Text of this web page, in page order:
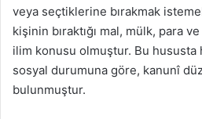
veya seçtiklerine bırakmak
kişinin bıraktığı mal, mülk, para
ilim konusu olmuştur. Bu
sosyal durumuna göre, kanunî
bulunmuştur.